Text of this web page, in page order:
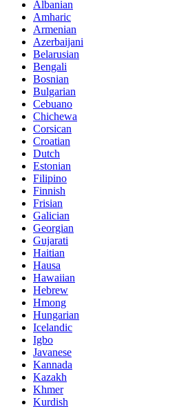
Albanian
Amharic
Armenian
Azerbaijani
Belarusian
Bengali
Bosnian
Bulgarian
Cebuano
Chichewa
Corsican
Croatian
Dutch
Estonian
Filipino
Finnish
Frisian
Galician
Georgian
Gujarati
Haitian
Hausa
Hawaiian
Hebrew
Hmong
Hungarian
Icelandic
Igbo
Javanese
Kannada
Kazakh
Khmer
Kurdish